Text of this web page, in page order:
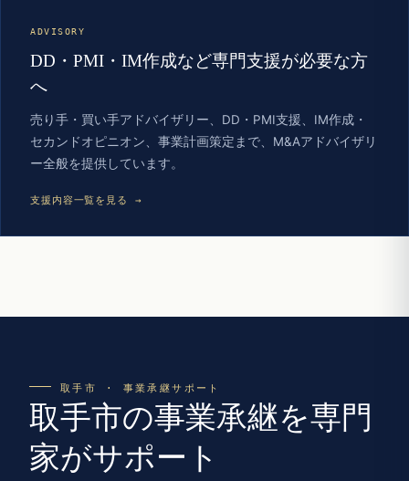
ADVISORY
DD・PMI・IM作成など専門支援が必要な方
へ
売り手・買い手アドバイザリー、DD・PMI支援、IM作成・
セカンドオピニオン、事業計画策定まで、M&Aアドバイザリ
ー全般を提供しています。
支援内容一覧を見る →
取手市 · 事業承継サポート
取手市の事業承継を専門
家がサポート